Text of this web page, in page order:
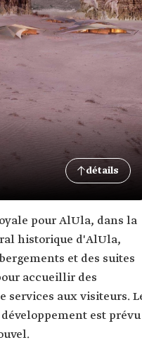
détails
pour AlUla, dans la
historique d'AlUla,
et des suites
accueillir des
services aux visiteurs.
est prévu